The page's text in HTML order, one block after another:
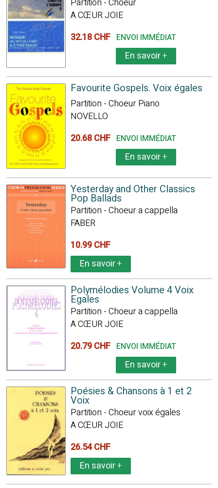
Partition - Choeur
A CŒUR JOIE
32.18 CHF ENVOI IMMÉDIAT
En savoir+
Favourite Gospels. Voix égales
Partition - Choeur Piano
NOVELLO
20.68 CHF ENVOI IMMÉDIAT
En savoir+
Yesterday and Other Classics
Pop Ballads
Partition - Choeur a cappella
FABER
10.99 CHF
En savoir+
Polymélodies Volume 4 Voix
Egales
Partition - Choeur a cappella
A CŒUR JOIE
20.79 CHF ENVOI IMMÉDIAT
En savoir+
Poésies & Chansons à 1 et 2
Voix
Partition - Choeur voix égales
A CŒUR JOIE
26.54 CHF
En savoir+